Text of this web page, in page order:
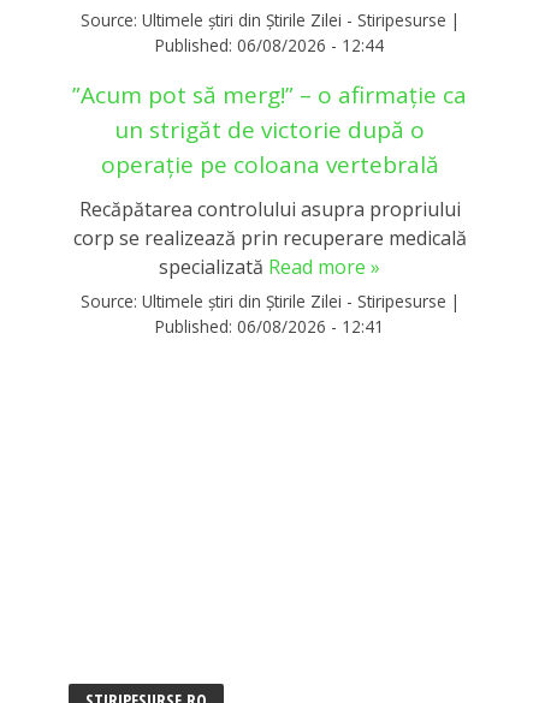
Source: Ultimele știri din Știrile Zilei - Stiripesurse |
Published: 06/08/2026 - 12:44
”Acum pot să merg!” – o afirmație ca
un strigăt de victorie după o
operație pe coloana vertebrală
Recăpătarea controlului asupra propriului
corp se realizează prin recuperare medicală
specializată Read more »
Source: Ultimele știri din Știrile Zilei - Stiripesurse |
Published: 06/08/2026 - 12:41